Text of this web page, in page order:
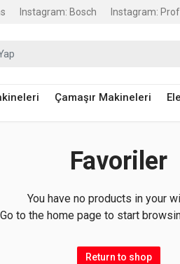
Instagram: Bosch Instagram:
Çamaşır Makineleri
Favoriler
You have no products in your
Go to the home page to start
Return to shop